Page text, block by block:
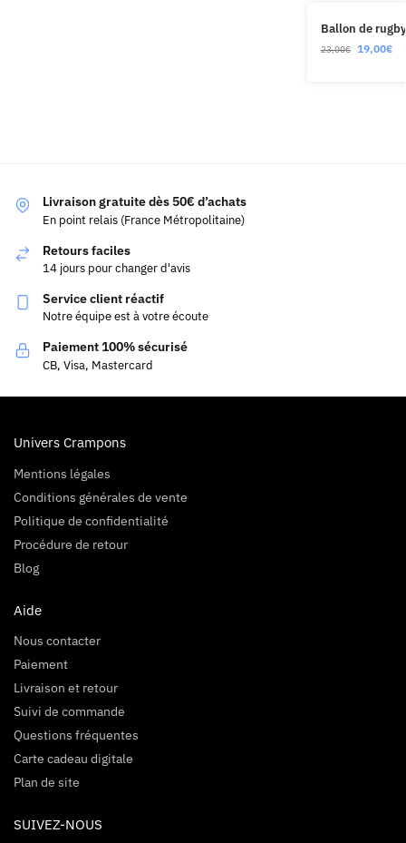
Ballon de
23,00€ 19,00€
Livraison gratuite dès 50€ d’achats
En point relais (France Métropolitaine)
Retours faciles
14 jours pour changer d'avis
Service client réactif
Notre équipe est à votre écoute
Paiement 100% sécurisé
CB, Visa, Mastercard
Univers Crampons
Mentions légales
Conditions générales de vente
Politique de confidentialité
Procédure de retour
Blog
Aide
Nous contacter
Paiement
Livraison et retour
Suivi de commande
Questions fréquentes
Carte cadeau digitale
Plan de site
SUIVEZ-NOUS